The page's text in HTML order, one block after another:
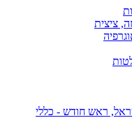
ציצית
ראש חודש - כללי